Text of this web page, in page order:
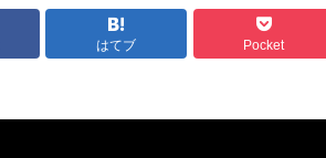
はてブ Pocket